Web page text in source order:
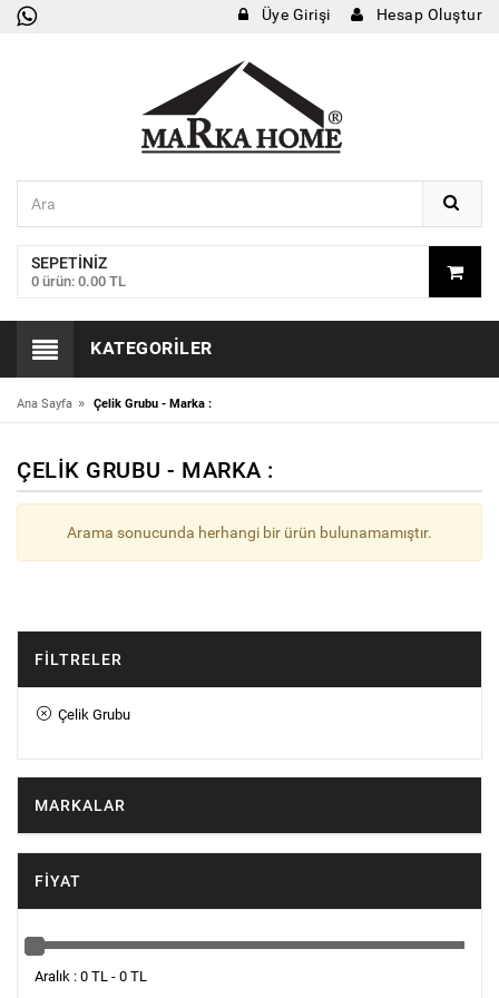
Üye Girişi Hesap Oluştur
SEPETINIZ
0 ürün: 0.00 TL
KATEGORILER
Ana Sayfa » Çelik Grubu - Marka :
ÇELIK GRUBU - MARKA :
Arama sonucunda herhangi bir ürün bulunamamıştır.
FILTRELER
Çelik Grubu
MARKALAR
FIYAT
Aralık : 0 TL - 0 TL